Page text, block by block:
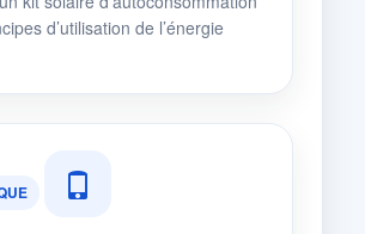
d’utilisation de l’énergie